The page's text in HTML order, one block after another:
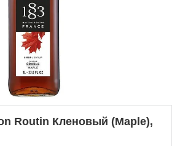
Routin Кленовый (Maple),